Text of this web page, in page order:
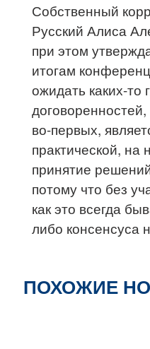
Собственный
Русский Алиса
при этом
итогам
ожидать каких-то
во-первых,
практической, на
принятие
потому что без
как это всегда
либо консенсуса
ПОХОЖИЕ